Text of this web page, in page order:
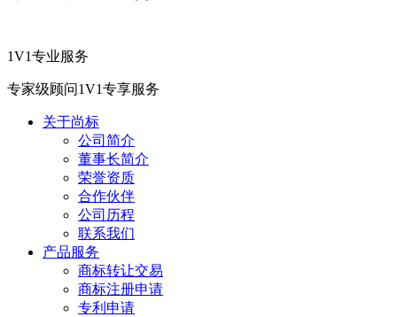
1V1专业服务
专家级顾问1V1专享服务
关于尚标
公司简介
董事长简介
荣誉资质
合作伙伴
公司历程
联系我们
产品服务
商标转让交易
商标注册申请
专利申请